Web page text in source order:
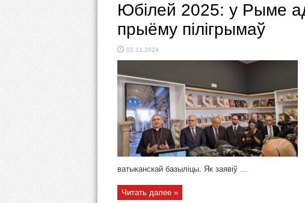
Юбілей 2025: у Рыме
прыёму пілігрымаў
02.11.2024
ватыканскай базыліцы. Як заявіў ...
Читать далее »